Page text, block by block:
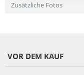
Zusätzliche Fotos
VOR DEM KAUF